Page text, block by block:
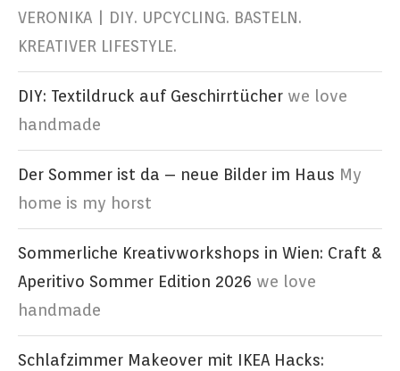
VERONIKA | DIY. UPCYCLING. BASTELN.
KREATIVER LIFESTYLE.
DIY: Textildruck auf Geschirrtücher we love
handmade
Der Sommer ist da – neue Bilder im Haus My
home is my horst
Sommerliche Kreativworkshops in Wien: Craft &
Aperitivo Sommer Edition 2026 we love
handmade
Schlafzimmer Makeover mit IKEA Hacks: